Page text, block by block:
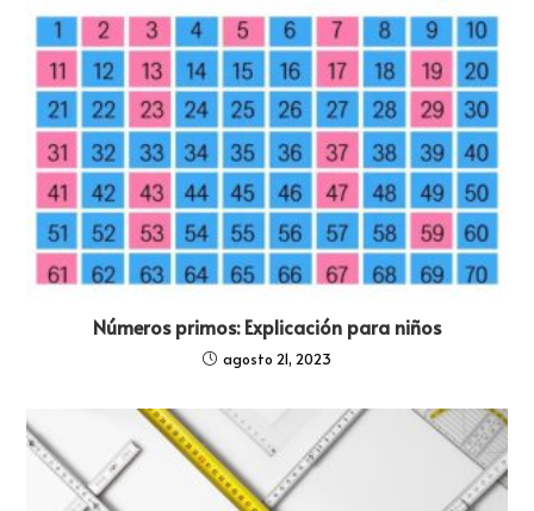
Números primos: Explicación para niños
agosto 21, 2023